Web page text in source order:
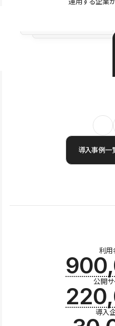
導入事例一
利用
公開サ
導入